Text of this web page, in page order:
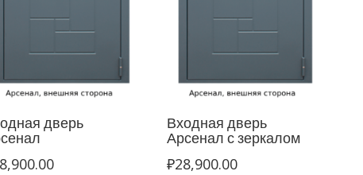
дверь Входная дверь
Арсенал с зеркалом
₽28,900.00